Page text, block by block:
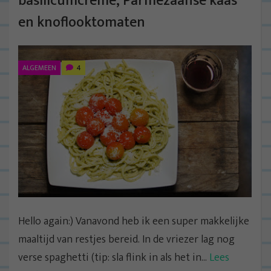
en knoflooktomaten
ALGEMEEN 4
Hello again:) Vanavond heb ik een super makkelijke
maaltijd van restjes bereid. In de vriezer lag nog
verse spaghetti (tip: sla flink in als het in... Lees